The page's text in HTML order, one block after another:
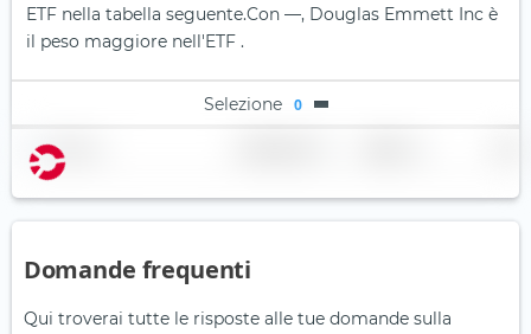
ETF nella tabella seguente.Con —, Douglas Emmett Inc è
il peso maggiore nell'ETF .
Selezione 0
Nome
Domande frequenti
Qui troverai tutte le risposte alle tue domande sulla